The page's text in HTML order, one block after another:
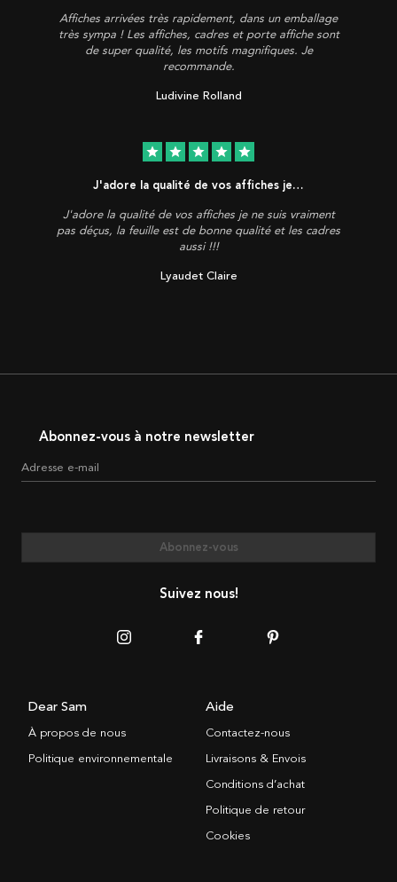
Affiches arrivées très rapidement, dans un emballage
très sympa ! Les affiches, cadres et porte affiche sont
de super qualité, les motifs magnifiques. Je
recommande.
Ludivine Rolland
star star star star star
J'adore la qualité de vos affiches je…
J'adore la qualité de vos affiches je ne suis vraiment
pas déçus, la feuille est de bonne qualité et les cadres
aussi !!!
Lyaudet Claire
Abonnez-vous à notre newsletter
Adresse e-mail
Abonnez-vous
Suivez nous!
Dear Sam
À propos de nous
Politique environnementale
Aide
Contactez-nous
Livraisons & Envois
Conditions d’achat
Politique de retour
Cookies